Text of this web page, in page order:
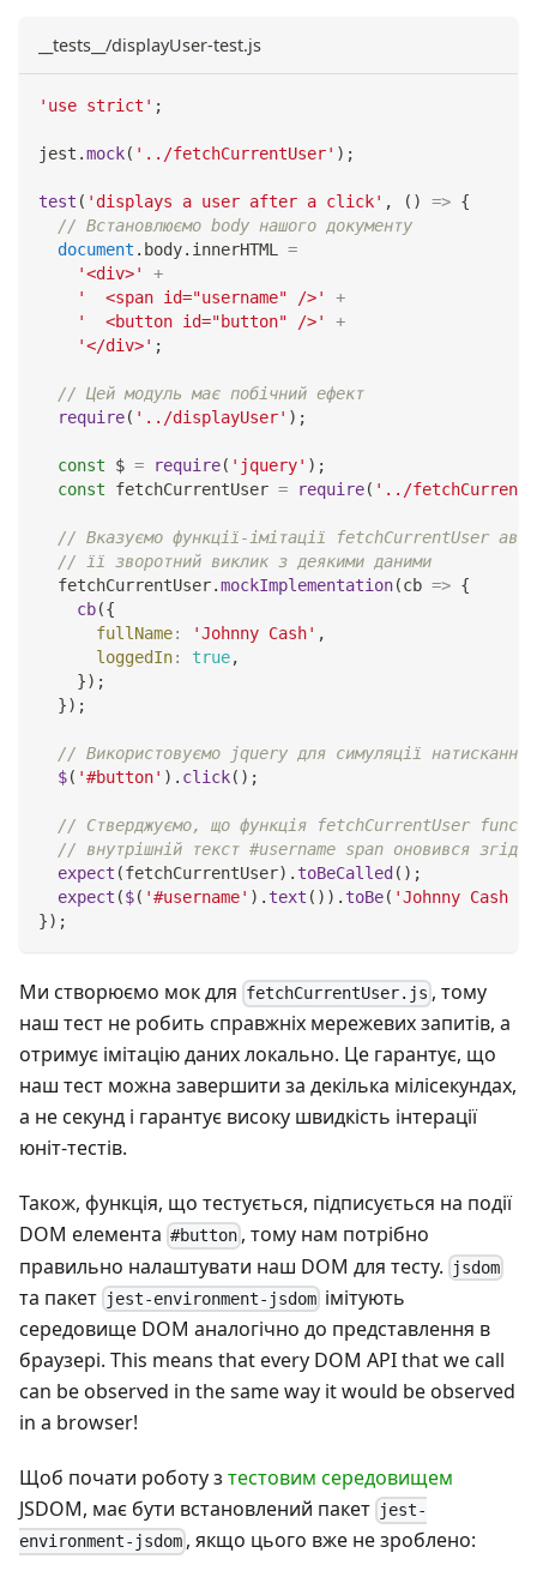
__tests__/displayUser-test.js
'use strict' ;
jest .mock( '../fetchCurrentUser' ) ;
test ( 'displays a user after a click' , ( ) => {
// Встановлюємо body нашого документу
document . body. innerHTML =
'<div>'
+
'  <span id="username" />'
+
'  <button id="button" />'
+
'</div>' ;
// Цей модуль має побічний ефект
require( '../displayUser' ) ;
const $ = require( 'jquery' ) ;
const fetchCurrentUser = require( '../
// Вказуємо функції-імітації fetchCurrentUser
// її зворотний виклик з деякими даними
  fetchCurrentUser
.mockImplementation(cb => {
cb({
fullName: 'Johnny Cash' ,
loggedIn: true,
}) ;
}) ;
// Використовуємо jquery для симуляції натискання
$( '#button' ) . click( ) ;
// Стверджуємо, що функція fetchCurrentUser
// внутрішній текст #username span оновився
expect (fetchCurrentUser) . toBeCalled ( ) ;
expect ($( '#username' ) . text ( ) ) . toBe( 'Johnny Cash
}) ;
Ми створюємо мок для fetchCurrentUser.js , тому
наш тест не робить справжніх мережевих запитів, а
отримує імітацію даних локально. Це гарантує, що
наш тест можна завершити за декілька мілісекундах,
а не секунд і гарантує високу швидкість інтерації
юніт-тестів.
Також, функція, що тестується, підписується на події
DOM елемента #button , тому нам потрібно
правильно налаштувати наш DOM для тесту.
jsdom
та пакет jest-environment-jsdom імітують
середовище DOM аналогічно до представлення в
браузері. This means that every DOM API that we call
can be observed in the same way it would be observed
in a browser!
Щоб почати роботу з тестовим середовищем
JSDOM, має бути встановлений пакет jest-
environment-jsdom , якщо цього вже не зроблено: